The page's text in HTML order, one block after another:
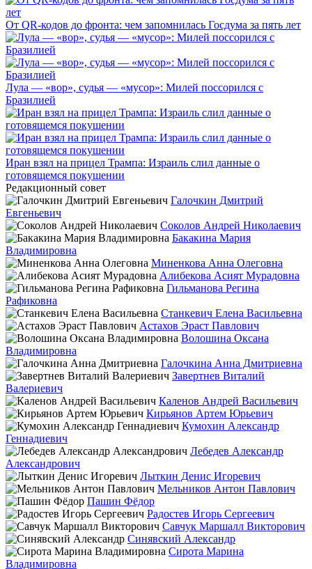
От QR-кодов до фронта: чем запомнилась Госдума за пять лет
Лула — «вор», судья — «мусор»: Милей поссорился с
Бразилией
Иран взял на прицел Трампа: Израиль слил данные о
готовящемся покушении
Редакционный совет
Галочкин Дмитрий
Евгеньевич
Соколов Андрей Николаевич
Бакакина Мария
Владимировна
Миненкова Анна Олеговна
Алибекова Асият Мурадовна
Гильманова Регина
Рафиковна
Станкевич Елена Васильевна
Астахов Эраст Павлович
Волошина Оксана
Владимировна
Галочкина Анна Дмитриевна
Завертнев Виталий
Валериевич
Каленов Андрей Васильевич
Кирьянов Артем Юрьевич
Кумохин Александр
Геннадиевич
Лебедев Александр
Александрович
Лыткин Денис Игоревич
Мельников Антон Павлович
Пашин Фёдор
Радостев Игорь Сергеевич
Савчук Маршалл Викторович
Синявский Александр
Сирота Марина
Владимировна